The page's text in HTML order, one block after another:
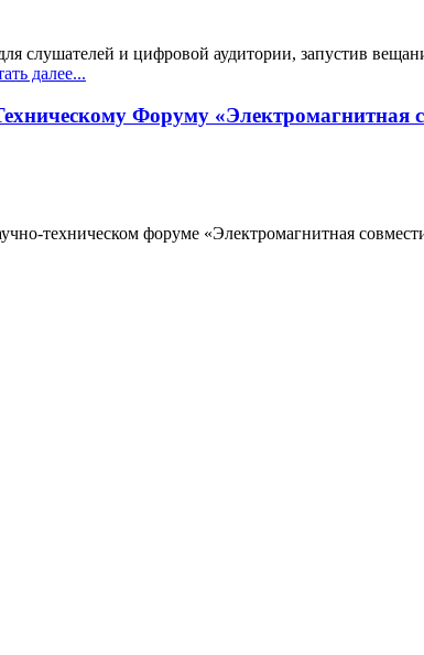
слушателей и цифровой аудитории, запустив
далее...
Форуму «Электромагнитная
техническом форуме «Электромагнитная